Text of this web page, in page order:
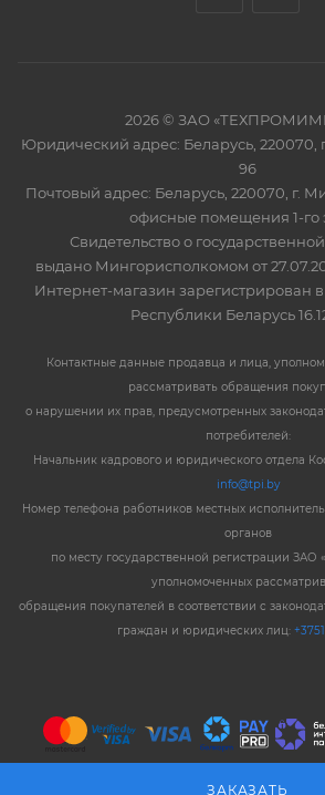
ЗАКАЗАТЬ
2026 © ЗАО
Юридический адрес: Беларусь, 220070,
96
Почтовый адрес: Беларусь, 220070, г.
офисные помещения 1-го
Свидетельство о
выдано Мингорисполкомом от
Интернет-магазин зарегистрирован
Республики Беларусь
Контактные данные продавца и лица,
рассматривать обращения
о нарушении их прав, предусмотренных
потребителей:
Начальник кадрового и юридического отдела
info@tpi.by
Номер телефона работников местных
органов
по месту государственной регистрации
уполномоченных
обращения покупателей в соответствии с
граждан и юридических лиц: